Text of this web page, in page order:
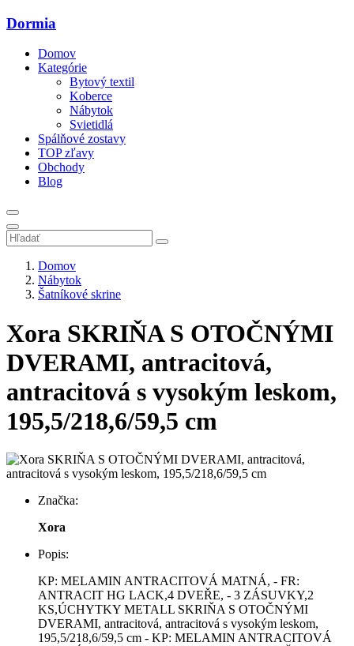
Dormia
Domov
Kategórie
Bytový textil
Koberce
Nábytok
Svietidlá
Spálňové zostavy
TOP zľavy
Obchody
Blog
Domov
Nábytok
Šatníkové skrine
Xora SKRIŇA S OTOČNÝMI
DVERAMI, antracitová,
antracitová s vysokým leskom,
195,5/218,6/59,5 cm
Značka:
Xora
Popis:
KP: MELAMIN ANTRACITOVÁ MATNÁ, - FR:
ANTRACIT HG LACK,4 DVEŘE, - 3 ZÁSUVKY,2
KS,ÚCHYTKY METALL SKRIŇA S OTOČNÝMI
DVERAMI, antracitová, antracitová s vysokým leskom,
195,5/218,6/59,5 cm - KP: MELAMIN ANTRACITOVÁ